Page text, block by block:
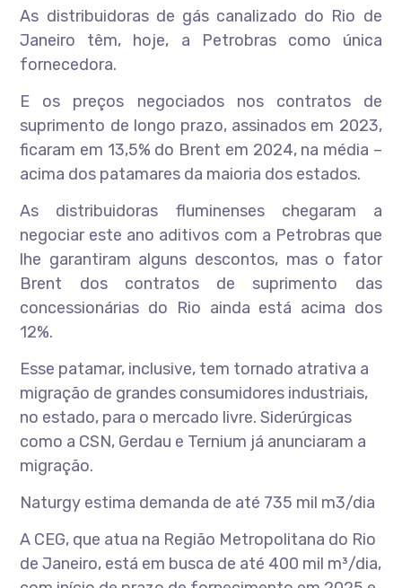
As distribuidoras de gás canalizado do Rio de
Janeiro têm, hoje, a Petrobras como única
fornecedora.
E os preços negociados nos contratos de
suprimento de longo prazo, assinados em 2023,
ficaram em 13,5% do Brent em 2024, na média –
acima dos patamares da maioria dos estados.
As distribuidoras fluminenses chegaram a
negociar este ano aditivos com a Petrobras que
lhe garantiram alguns descontos, mas o fator
Brent dos contratos de suprimento das
concessionárias do Rio ainda está acima dos
12%.
Esse patamar, inclusive, tem tornado atrativa a
migração de grandes consumidores industriais,
no estado, para o mercado livre. Siderúrgicas
como a CSN, Gerdau e Ternium já anunciaram a
migração.
Naturgy estima demanda de até 735 mil m3/dia
A CEG, que atua na Região Metropolitana do Rio
de Janeiro, está em busca de até 400 mil m³/dia,